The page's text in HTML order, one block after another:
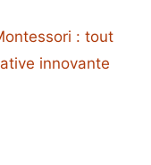
: tout
innovante